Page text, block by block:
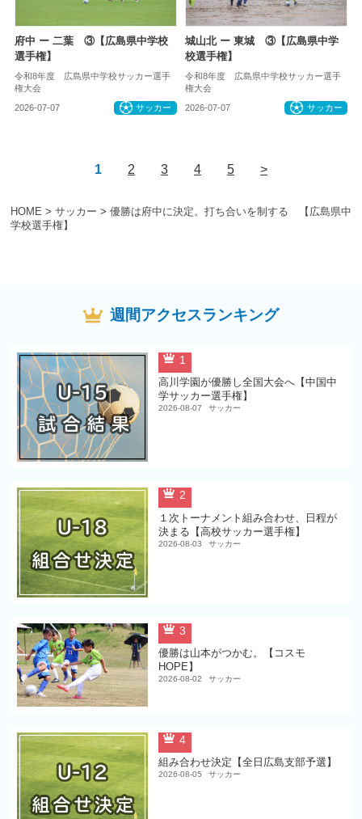
HOME > サッカー > 優勝は府中に決定。打ち合いを制する 【広島県中
学校選手権】
府中 ー 二葉 ③【広島県中学校
選手権】
令和8年度 広島県中学校サッカー選手
権大会
2026-07-07 サッカー
城山北 ー 東城 ③【広島県中学
校選手権】
令和8年度 広島県中学校サッカー選手
権大会
2026-07-07 サッカー
1 2 3 4 5 >
週間アクセスランキング
1
高川学園が優勝し全国大会へ【中国中
学サッカー選手権】
2026-08-07 サッカー
2
１次トーナメント組み合わせ、日程が
決まる【高校サッカー選手権】
2026-08-03 サッカー
3
優勝は山本がつかむ。【コスモ
HOPE】
2026-08-02 サッカー
4
組み合わせ決定【全日広島支部予選】
2026-08-05 サッカー